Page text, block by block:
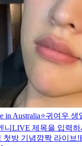
in Australia⭐️귀여우 생
니 LIVE 제목을 입력하
첫방 기념깜짝 라이브!